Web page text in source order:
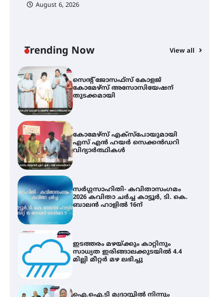
August 6, 2026
Trending Now View all
ഫിലിം സൊസൈറ്റി ആഗസ്റ്റ് 7
സെന്റ് ജോസഫ്സ് കോളജ്
കോമേഴ്‌സ് അസോസിയേഷന്
കോമേഴ്സ് എക്സ്പോയുമായി
എസ് എൻ ഹയർ സെക്കൻഡറി
സർഗ്ഗസാഹിതി- കവിതാസംഗമം
2026 കവിതാ ചർച്ച കാട്ടൂർ, ടി. കെ.
ഇടത്തരം മഴയ്ക്കും കാറ്റിനും
സാധ്യത ഇരിങ്ങാലക്കുടയിൽ 4.4
ഐ.ഐ.ടി മദ്രാസ്സിൽ നിന്നും